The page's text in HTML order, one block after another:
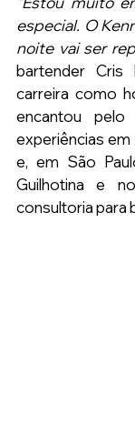
especial. O
noite vai ser
bartender Cris
carreira como
encantou
experiências
e, em São
Guilhotina e
consultoria para